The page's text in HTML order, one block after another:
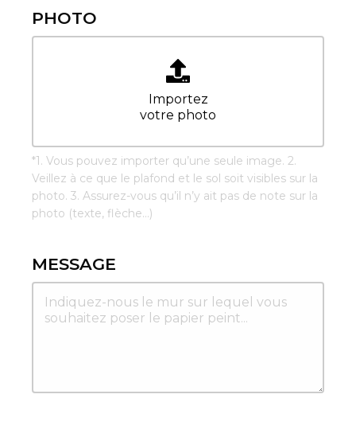
PHOTO
Importez
votre photo
*1. Vous pouvez importer qu’une seule image. 2.
Veillez à ce que le plafond et le sol soit visibles sur la
photo. 3. Assurez-vous qu’il n’y ait pas de note sur la
photo (texte, flèche...)
MESSAGE